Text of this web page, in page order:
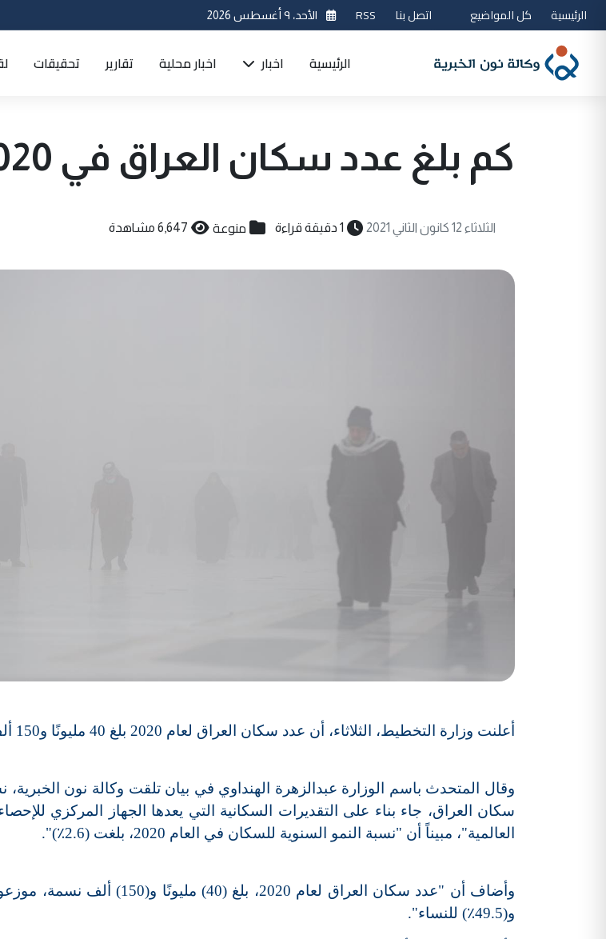
الرئيسية كل المواضيع اتصل بنا RSS الأحد، ٩ أغسطس 2026
الرئيسية اخبار اخبار محلية تقارير تحقيقات
كم بلغ عدد سكان العراق في 2020 ؟
الثلاثاء 12 كانون الثاني 2021 1 دقيقة قراءة منوعة 6,647 مشاهدة
أعلنت وزارة التخطيط، الثلاثاء، أن عدد سكان العراق لعام 2020 بلغ 40 مليونًا و150 ألف نسمة.
وقال المتحدث باسم الوزارة عبدالزهرة الهنداوي في بيان تلقت وكالة نون
سكان العراق، جاء بناء على التقديرات السكانية التي يعدها الجهاز المركزي للإحصاء
العالمية"، مبيناً أن "نسبة النمو السنوية للسكان في العام 2020، بلغت (2.6٪)".
و(49.5٪) للنساء".